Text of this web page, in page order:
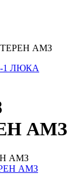
АМЗ
1 ЛЮКА
АМЗ
АМЗ